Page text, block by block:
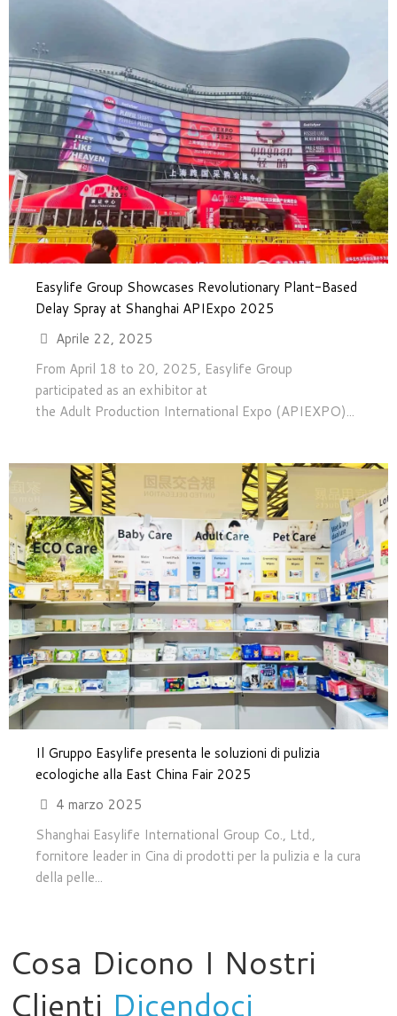
Easylife Group Showcases Revolutionary Plant-Based
Delay Spray at Shanghai APIExpo 2025
Aprile 22, 2025
From April 18 to 20, 2025, Easylife Group
participated as an exhibitor at
the Adult Production International Expo (APIEXPO)...
Il Gruppo Easylife presenta le soluzioni di pulizia
ecologiche alla East China Fair 2025
4 marzo 2025
Shanghai Easylife International Group Co., Ltd.,
fornitore leader in Cina di prodotti per la pulizia e la cura
della pelle...
Cosa Dicono I Nostri
Clienti Dicendoci